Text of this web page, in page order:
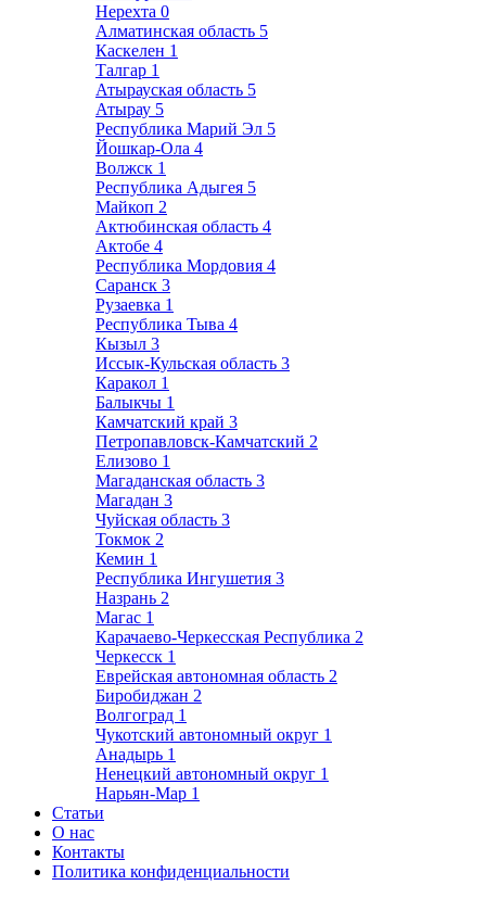
Нерехта 0
Алматинская область 5
Каскелен 1
Талгар 1
Атырауская область 5
Атырау 5
Республика Марий Эл 5
Йошкар-Ола 4
Волжск 1
Республика Адыгея 5
Майкоп 2
Актюбинская область 4
Актобе 4
Республика Мордовия 4
Саранск 3
Рузаевка 1
Республика Тыва 4
Кызыл 3
Иссык-Кульская область 3
Каракол 1
Балыкчы 1
Камчатский край 3
Петропавловск-Камчатский 2
Елизово 1
Магаданская область 3
Магадан 3
Чуйская область 3
Токмок 2
Кемин 1
Республика Ингушетия 3
Назрань 2
Магас 1
Карачаево-Черкесская Республика 2
Черкесск 1
Еврейская автономная область 2
Биробиджан 2
Волгоград 1
Чукотский автономный округ 1
Анадырь 1
Ненецкий автономный округ 1
Нарьян-Мар 1
Статьи
О нас
Контакты
Политика конфиденциальности